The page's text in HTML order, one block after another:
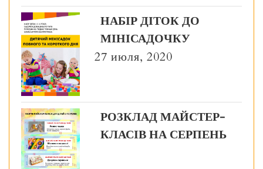
НАБІР ДІТОК ДО
МІНІСАДОЧКУ
27 июля, 2020
РОЗКЛАД МАЙСТЕР-
КЛАСІВ НА СЕРПЕНЬ